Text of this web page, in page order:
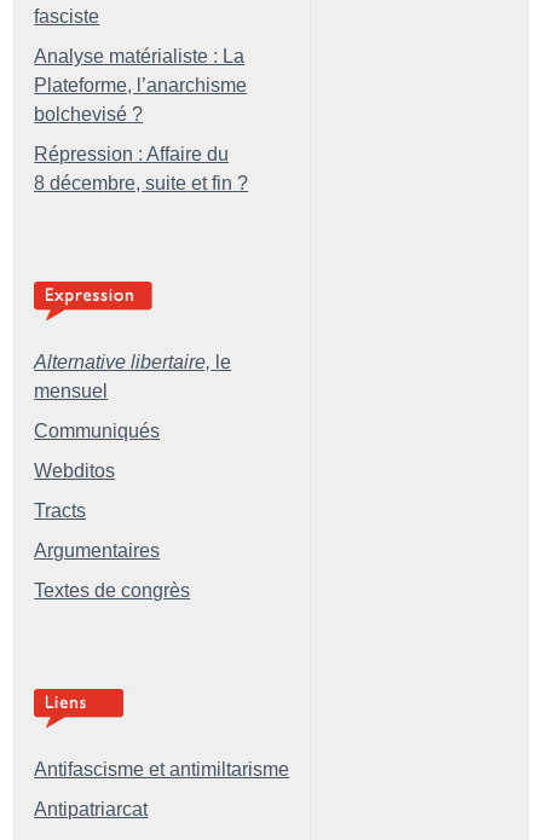
fasciste
Analyse matérialiste : La
Plateforme, l’anarchisme
bolchevisé ?
Répression : Affaire du
8 décembre, suite et fin ?
Alternative libertaire, le
mensuel
Communiqués
Webditos
Tracts
Argumentaires
Textes de congrès
Antifascisme et antimiltarisme
Antipatriarcat